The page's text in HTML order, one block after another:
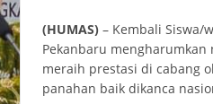
(HUMAS)– Kembali Siswa/
Pekanbaru
meraih prestasi di cabang
panahan baik dikanca